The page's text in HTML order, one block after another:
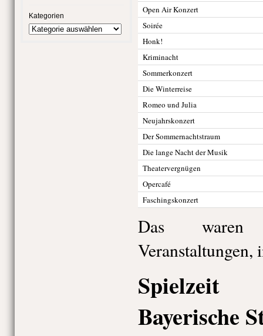
Kategorien
Open Air Konzert
Soirée
Honk!
Kriminacht
Sommerkonzert
Die Winterreise
Romeo und Julia
Neujahrskonzert
Der Sommernachtstraum
Die lange Nacht der Musik
Theatervergnügen
Opercafé
Faschingskonzert
Das waren
Veranstaltungen,
Bayerische